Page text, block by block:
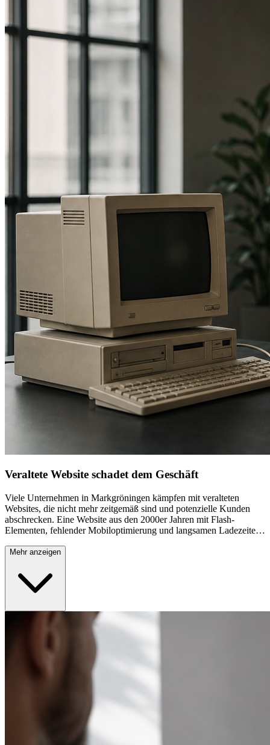
Veraltete Website schadet dem Geschäft
Viele Unternehmen in Markgröningen kämpfen mit veralteten
Websites, die nicht mehr zeitgemäß sind und potenzielle Kunden
abschrecken. Eine Website aus den 2000er Jahren mit Flash-
Elementen, fehlender Mobiloptimierung und langsamen Ladezeiten
verlassen solche Seiten binnen Sekunden, ohne sich über Ihre
ansprechenden Websites gewinnt dadurch deutliche
Wettbewerbsvorteile. Besonders in einer wachsenden
Wirtschaftsregion wie Markgröningen ist es fatal, durch eine
Mehr anzeigen